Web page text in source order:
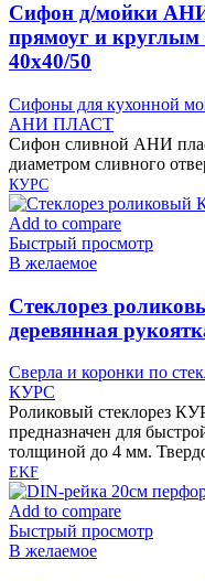
Cифон д/мойки
прямоуг и круглым
40х40/50
Сифоны для кухонной
АНИ ПЛАСТ
Сифон сливной АНИ
диаметром сливного
КУРС
Add to compare
Быстрый просмотр
В желаемое
Cтеклорез
деревянная
Сверла и коронки по
КУРС
Роликовый стеклорез
предназначен для
толщиной до 4 мм.
EKF
Add to compare
Быстрый просмотр
В желаемое